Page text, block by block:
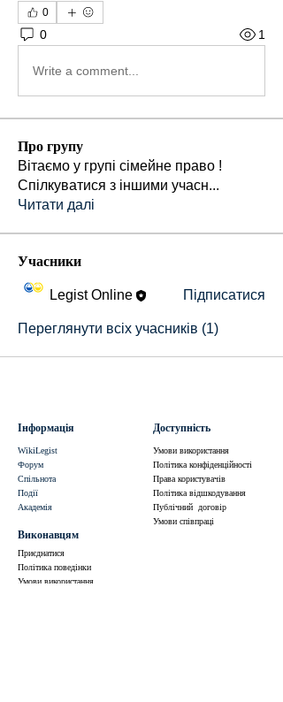
0
0 1
Write a comment...
Про групу
Вітаємо у групі сімейне право !
Спілкуватися з іншими учасн...
Читати далі
Учасники
Legist Online Підписатися
Переглянути всіх учасників (1)
Інформація
WikiLegist
Форум
Спільнота
Події
Академія
Доступність
Умови використання
Політика конфіденційності
Права користувачів
Політика відшкодування
Публічний договір
Умови співпраці
Виконавцям
Приєднатися
Політика поведінки
Умови використання